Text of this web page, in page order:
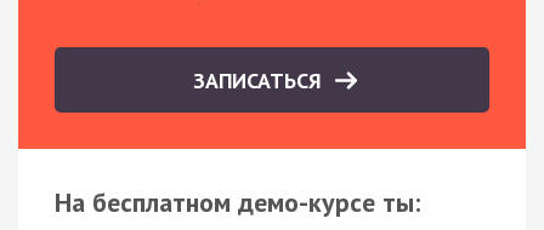
ЗАПИСАТЬСЯ
На бесплатном демо-курсе ты: